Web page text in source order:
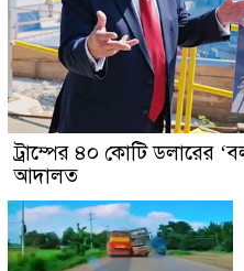
ট্রাম্পের ৪০ কোটি ডলারের
আদালত